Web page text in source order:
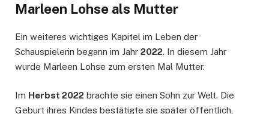
Marleen Lohse als Mutter
Ein weiteres wichtiges Kapitel im Leben der
Schauspielerin begann im Jahr 2022. In diesem Jahr
wurde Marleen Lohse zum ersten Mal Mutter.
Im Herbst 2022 brachte sie einen Sohn zur Welt. Die
Geburt ihres Kindes bestätigte sie später öffentlich,